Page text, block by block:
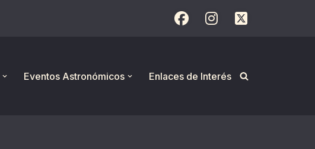
Eventos Astronómicos Enlaces de Interés